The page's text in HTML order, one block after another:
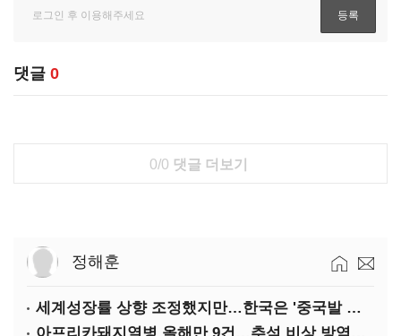
댓글 0
0/0 댓글 더보기
정해훈
세계성장률 상향 조정했지만…한국은 '중국발 살얼음판'